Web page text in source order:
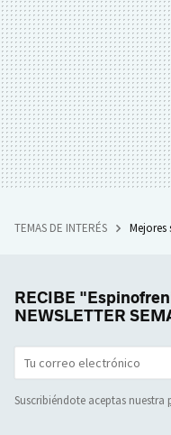
TEMAS DE INTERÉS Mejores
RECIBE
NEWSLETTER
Suscribiéndote aceptas nuestra